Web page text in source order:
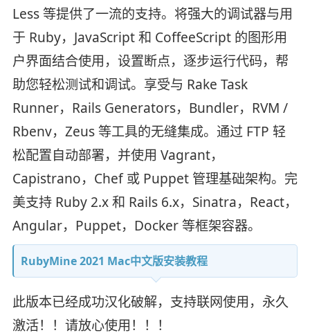
Less 等提供了一流的支持。将强大的调试器与用
于 Ruby，JavaScript 和 CoffeeScript 的图形用
户界面结合使用，设置断点，逐步运行代码，帮
助您轻松测试和调试。享受与 Rake Task
Runner，Rails Generators，Bundler，RVM /
Rbenv，Zeus 等工具的无缝集成。通过 FTP 轻
松配置自动部署，并使用 Vagrant，
Capistrano，Chef 或 Puppet 管理基础架构。完
美支持 Ruby 2.x 和 Rails 6.x，Sinatra，React，
Angular，Puppet，Docker 等框架容器。
RubyMine 2021 Mac中文版安装教程
此版本已经成功汉化破解，支持联网使用，永久
激活！！请放心使用！！！